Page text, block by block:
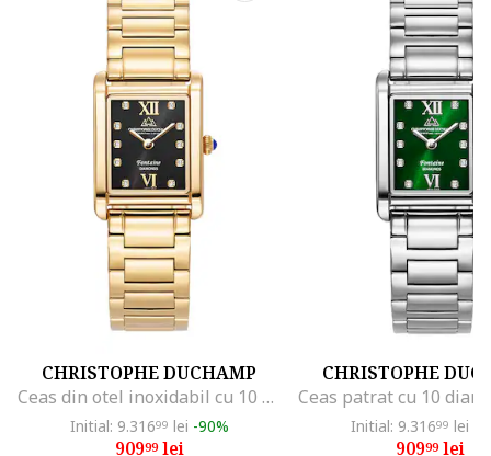
CHRISTOPHE DUCHAMP
Ceas din otel inoxidabil cu 10 diamante, Auriu
Initial: 9.31699 lei -90%
90999lei
CHRISTOPHE
Initial: 9.31699 lei
90999lei